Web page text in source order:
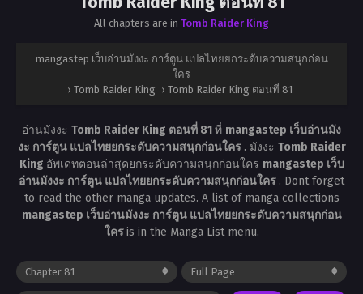
All chapters are in Tomb Raider King
mangastep เว็บอ่านมังงะ การ์ตูน แปลไทยยกระดับความสนุกก่อน
ใคร
› Tomb Raider King › Tomb Raider King ตอนที่ 81
อ่านมังงะ Tomb Raider King ตอนที่ 81ที่ mangastep เว็บอ่านมัง
งะ การ์ตูน แปลไทยยกระดับความสนุกก่อนใคร . มังงะ Tomb Raider
King อัพเดทตอนล่าสุดยกระดับความสนุกก่อนใคร mangastep เว็บ
อ่านมังงะ การ์ตูน แปลไทยยกระดับความสนุกก่อนใคร . Dont forget
to read the other manga updates. A list of manga collections
mangastep เว็บอ่านมังงะ การ์ตูน แปลไทยยกระดับความสนุกก่อน
ใครis in the Manga List menu.